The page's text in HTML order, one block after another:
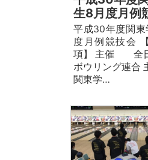
生8月度月例
平成30年度関東
度月例競技会
項】 主催 全
ボウリング連
関東学…